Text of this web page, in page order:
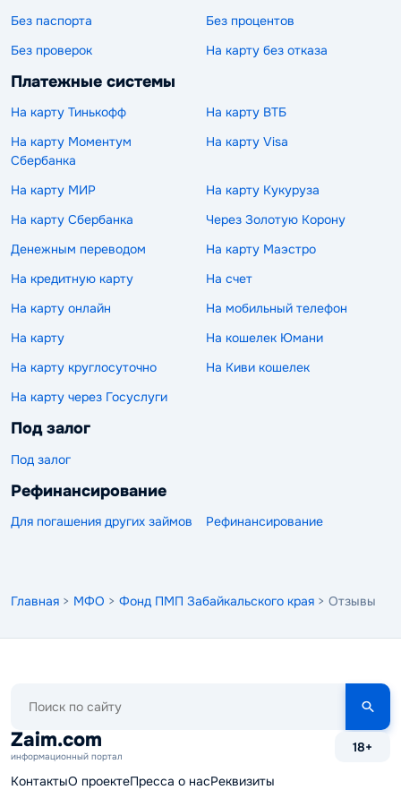
Без паспорта
Без процентов
Без проверок
На карту без отказа
Платежные системы
На карту Тинькофф
На карту ВТБ
На карту Моментум
Сбербанка
На карту Visa
На карту МИР
На карту Кукуруза
На карту Сбербанка
Через Золотую Корону
Денежным переводом
На карту Маэстро
На кредитную карту
На счет
На карту онлайн
На мобильный телефон
На карту
На кошелек Юмани
На карту круглосуточно
На Киви кошелек
На карту через Госуслуги
Под залог
Под залог
Рефинансирование
Для погашения других займов Рефинансирование
Главная > МФО > Фонд ПМП Забайкальского края > Отзывы
сайту
Zaim.com
информационный портал
18+
КонтактыО проектеПресса о насРеквизиты